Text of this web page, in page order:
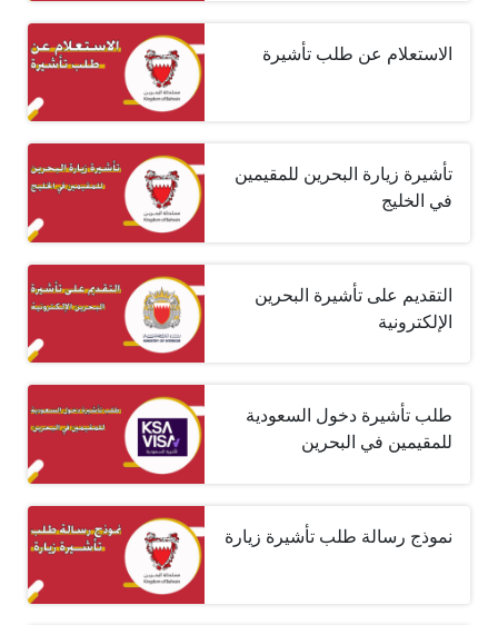
الاستعلام عن طلب تأشيرة
تأشيرة زيارة البحرين للمقيمين
في الخليج
التقديم على تأشيرة البحرين
الإلكترونية
طلب تأشيرة دخول السعودية
للمقيمين في البحرين
نموذج رسالة طلب تأشيرة زيارة